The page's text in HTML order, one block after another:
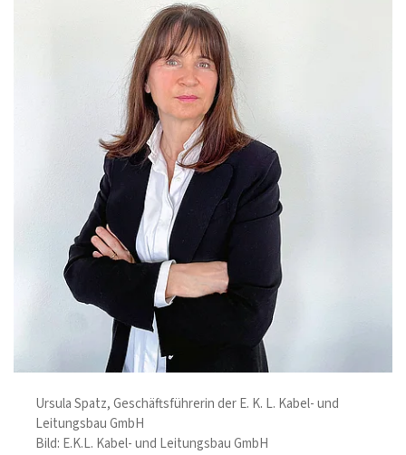
Ursula Spatz, Geschäftsführerin der E. K. L. Kabel- und
Leitungsbau GmbH
Bild: E.K.L. Kabel- und Leitungsbau GmbH